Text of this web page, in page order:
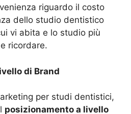
riguardo il costo
dello studio dentistico
vi abita e lo studio più
ricordare.
di Brand
per studi dentistici,
posizionamento a livello